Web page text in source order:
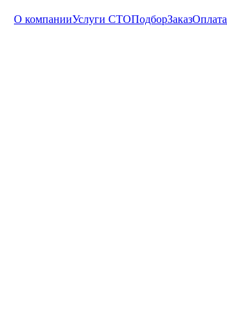
О компанииУслуги СТОПодборЗаказОплата